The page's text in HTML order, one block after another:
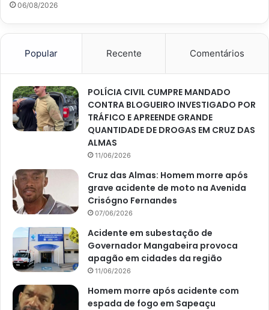
06/08/2026
Popular Recente Comentários
POLÍCIA CIVIL CUMPRE MANDADO
CONTRA BLOGUEIRO INVESTIGADO POR
TRÁFICO E APREENDE GRANDE
QUANTIDADE DE DROGAS EM CRUZ DAS
ALMAS
11/06/2026
Cruz das Almas: Homem morre após
grave acidente de moto na Avenida
Crisógno Fernandes
07/06/2026
Acidente em subestação de
Governador Mangabeira provoca
apagão em cidades da região
11/06/2026
Homem morre após acidente com
espada de fogo em Sapeaçu